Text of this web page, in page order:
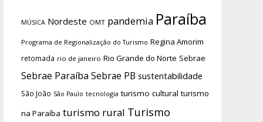
MÚSICA Nordeste OMT pandemia Paraíba
Programa de Regionalização do Turismo Regina Amorim
retomada rio de janeiro Rio Grande do Norte Sebrae
Sebrae Paraíba Sebrae PB sustentabilidade
São João São Paulo tecnologia turismo cultural turismo
na Paraíba turismo rural Turismo